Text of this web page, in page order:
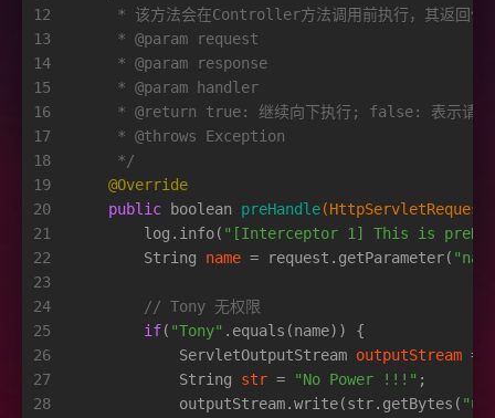
12
13
14
15
16
17
18
19
20
21
22
23
24
25
26
27
28
* 该方法会在Controller方法调用前执行，其返回值
     *
@param request
     *
@param response
     *
@param handler
     *
@return true: 继续向下执行; false: 表示请求
     *
@throws Exception
     */
@Override
public
boolean preHandle
        log.info(
"[Interceptor 1] This is
String
name = request.getParameter(
// Tony 无权限
if( "Tony" .equals(name)) {
ServletOutputStream outputStream =
String
str = "No Power !!!" ;
            outputStream.write(str.getBytes(